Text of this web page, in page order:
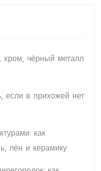
хром, чёрный металл
если в прихожей нет
как
лён и керамику